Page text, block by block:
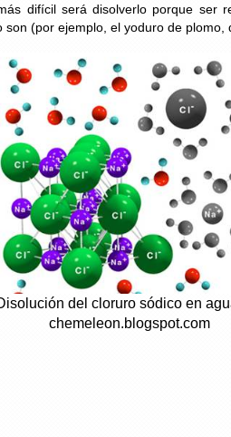
difícil será disolverlo porque ser
(por ejemplo, el yoduro de
del cloruro sódico en
chemeleon.blogspot.com